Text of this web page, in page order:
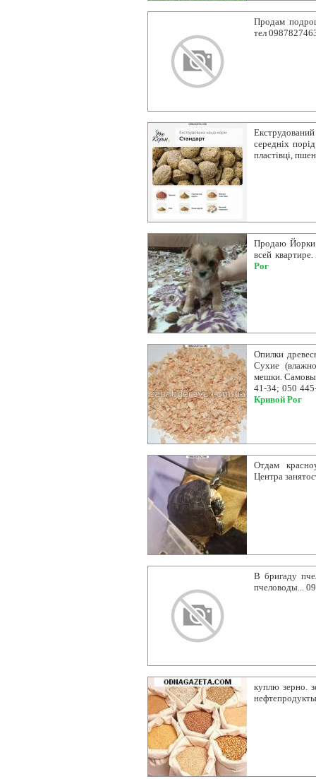
Продам
тел
середніх
пластівці,
Продаю Йорки
всей
Рог
Опилки
Сухие
мешки.
41-34; 050
Кривой Рог
Отдам
Центра
В бригаду
пчеловоды...
куплю зерно.